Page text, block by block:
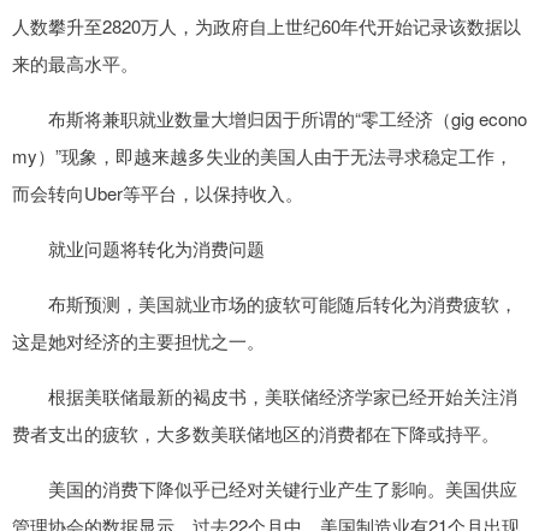
人数攀升至2820万人，为政府自上世纪60年代开始记录该数据以
来的最高水平。
布斯将兼职就业数量大增归因于所谓的“零工经济（gig econo
my）”现象，即越来越多失业的美国人由于无法寻求稳定工作，
而会转向Uber等平台，以保持收入。
就业问题将转化为消费问题
布斯预测，美国就业市场的疲软可能随后转化为消费疲软，
这是她对经济的主要担忧之一。
根据美联储最新的褐皮书，美联储经济学家已经开始关注消
费者支出的疲软，大多数美联储地区的消费都在下降或持平。
美国的消费下降似乎已经对关键行业产生了影响。美国供应
管理协会的数据显示，过去22个月中，美国制造业有21个月出现